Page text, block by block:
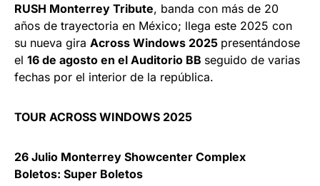
RUSH Monterrey Tribute, banda con más de 20
años de trayectoria en México; llega este 2025 con
su nueva gira Across Windows 2025 presentándose
el 16 de agosto en el Auditorio BB seguido de varias
fechas por el interior de la república.
TOUR ACROSS WINDOWS 2025
26 Julio Monterrey Showcenter Complex
Boletos: Super Boletos